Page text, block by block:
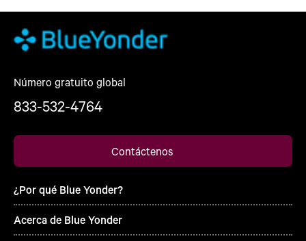
Número gratuito global
833-532-4764
Contáctenos
¿Por qué Blue Yonder?
Acerca de Blue Yonder